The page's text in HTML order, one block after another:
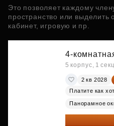
Это позволяет каждому
пространство или выделить
кабинет, игровую и пр.
4-
5 корпус, 1
2 кв 2028
Платите как
Панорамное
41 908 562